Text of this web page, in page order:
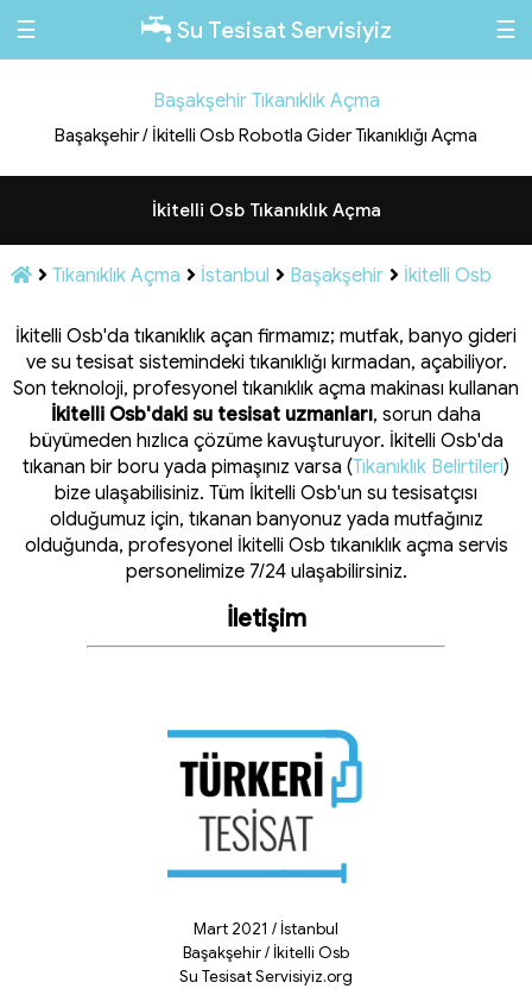
☰ Su Tesisat Servisiyiz ☰
Başakşehir Tıkanıklık Açma
Başakşehir / İkitelli Osb Robotla Gider Tıkanıklığı Açma
İkitelli Osb Tıkanıklık Açma
Tıkanıklık Açma İstanbul Başakşehir İkitelli Osb
İkitelli Osb'da tıkanıklık açan firmamız; mutfak, banyo gideri
ve su tesisat sistemindeki tıkanıklığı kırmadan, açabiliyor.
Son teknoloji, profesyonel tıkanıklık açma makinası kullanan
İkitelli Osb'daki su tesisat uzmanları, sorun daha
büyümeden hızlıca çözüme kavuşturuyor. İkitelli Osb'da
tıkanan bir boru yada pimaşınız varsa (Tıkanıklık Belirtileri)
bize ulaşabilisiniz. Tüm İkitelli Osb'un su tesisatçısı
olduğumuz için, tıkanan banyonuz yada mutfağınız
olduğunda, profesyonel İkitelli Osb tıkanıklık açma servis
personelimize 7/24 ulaşabilirsiniz.
İletişim
Mart 2021 / İstanbul
Başakşehir / İkitelli Osb
Su Tesisat Servisiyiz.org